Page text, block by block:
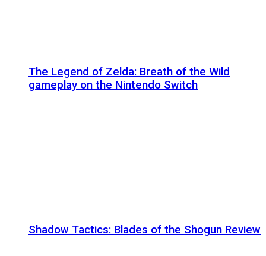
The Legend of Zelda: Breath of the Wild
gameplay on the Nintendo Switch
Shadow Tactics: Blades of the Shogun Review